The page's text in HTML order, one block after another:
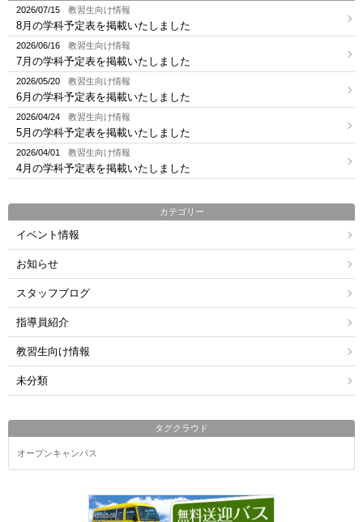
2026/07/15
教習生向け情報
8月の学科予定表を掲載いたしました
2026/06/16 教習生向け情報
7月の学科予定表を掲載いたしました
2026/05/20 教習生向け情報
6月の学科予定表を掲載いたしました
2026/04/24 教習生向け情報
5月の学科予定表を掲載いたしました
2026/04/01 教習生向け情報
4月の学科予定表を掲載いたしました
カテゴリー
イベント情報
お知らせ
スタッフブログ
指導員紹介
教習生向け情報
未分類
タグクラウド
オープンキャンパス